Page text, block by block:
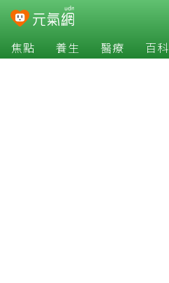
焦點 養生 醫療 百科